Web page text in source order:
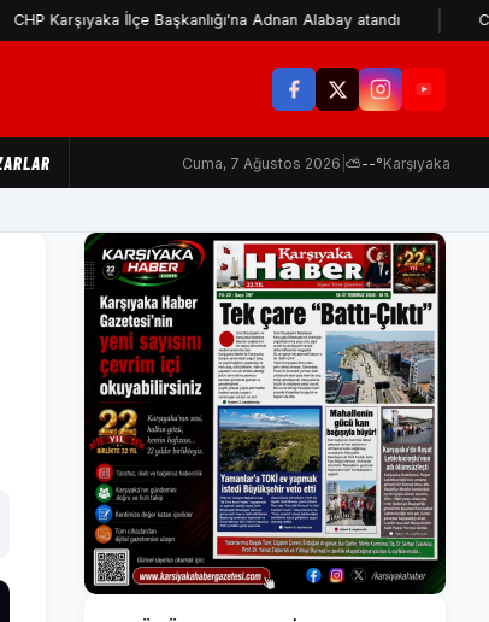
İlçe Başkanlığı'na Adnan Alabay atandı CHP'li
Cuma, 7 Ağustos 2026 ⛅--°Karşıyaka